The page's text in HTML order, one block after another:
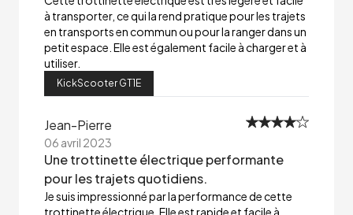
à transporter, ce qui la rend pratique pour les trajets
en transports en commun ou pour la ranger dans un
petit espace. Elle est également facile à charger et à
utiliser.
KickScooter GT1E
Jean-Pierre
06 avril 2023
Une trottinette électrique performante
pour les trajets quotidiens.
Je suis impressionné par la performance de cette
trottinette électrique. Elle est rapide et facile à